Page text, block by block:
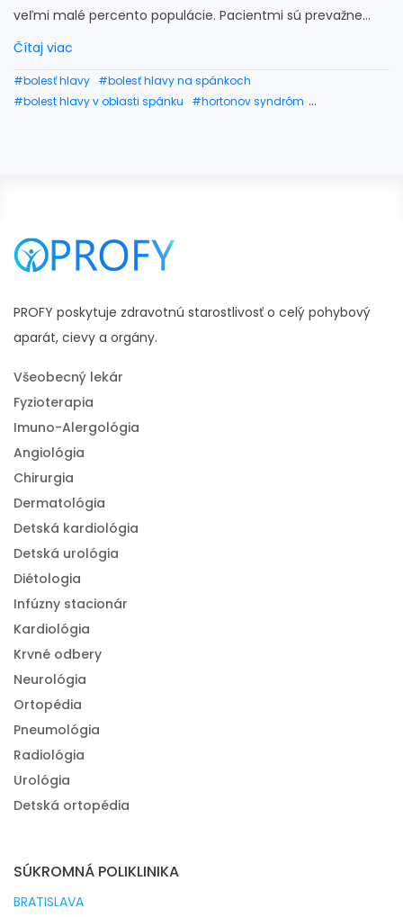
veľmi malé percento populácie. Pacientmi sú prevažne...
Čítaj viac
#bolesť hlavy #bolesť hlavy na spánkoch
#bolest hlavy v oblasti spánku
#hortonov syndróm
PROFY poskytuje zdravotnú starostlivosť o celý pohybový
aparát, cievy a orgány.
Všeobecný lekár
Fyzioterapia
Imuno-Alergológia
Angiológia
Chirurgia
Dermatológia
Detská kardiológia
Detská urológia
Diétologia
Infúzny stacionár
Kardiológia
Krvné odbery
Neurológia
Ortopédia
Pneumológia
Radiológia
Urológia
Detská ortopédia
SÚKROMNÁ POLIKLINIKA
BRATISLAVA